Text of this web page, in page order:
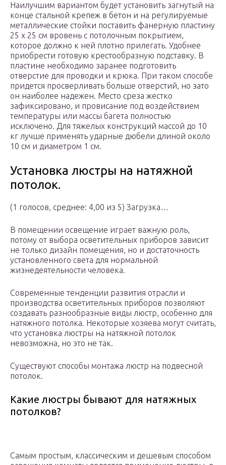
Наилучшим вариантом будет установить загнутый на
конце стальной крепеж в бетон и на регулируемые
металлические стойки поставить фанерную пластину
25 х 25 см вровень с потолочным покрытием,
которое должно к ней плотно прилегать. Удобнее
приобрести готовую крестообразную подставку. В
пластине необходимо заранее подготовить
отверстие для проводки и крюка. При таком способе
придется просверливать больше отверстий, но зато
он наиболее надежен. Место среза жестко
зафиксировано, и провисание под воздействием
температуры или массы багета полностью
исключено. Для тяжелых конструкций массой до 10
кг лучше применять ударные дюбели длиной около
10 см и диаметром 1 см.
Установка люстры на натяжной
потолок.
(1 голосов, среднее: 4,00 из 5) Загрузка…
В помещении освещение играет важную роль,
потому от выбора осветительных приборов зависит
не только дизайн помещения, но и достаточность
установленного света для нормальной
жизнедеятельности человека.
Современные тенденции развития отрасли и
производства осветительных приборов позволяют
создавать разнообразные виды люстр, особенно для
натяжного потолка. Некоторые хозяева могут считать,
что установка люстры на натяжной потолок
невозможна, но это не так.
Существуют способы монтажа люстр на подвесной
потолок.
Какие люстры бывают для натяжных
потолков?
Самым простым, классическим и дешевым способом